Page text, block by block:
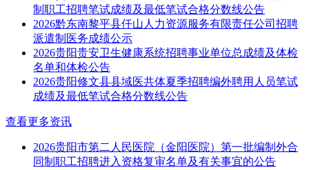
制职工招聘笔试成绩及最低笔试合格分数线公告
2026黔东南黎平县仟山人力资源服务有限责任公司招聘
派遣制医务成绩公示
2026贵阳贵安卫生健康系统招聘事业单位总成绩及体检
名单和体检公告
2026贵阳修文县县域医共体夏季招聘编外聘用人员笔试
成绩及最低笔试合格分数线公告
查看更多资讯
2026贵阳市第二人民医院（金阳医院）第一批编制外合
同制职工招聘进入资格复审名单及有关事宜的公告